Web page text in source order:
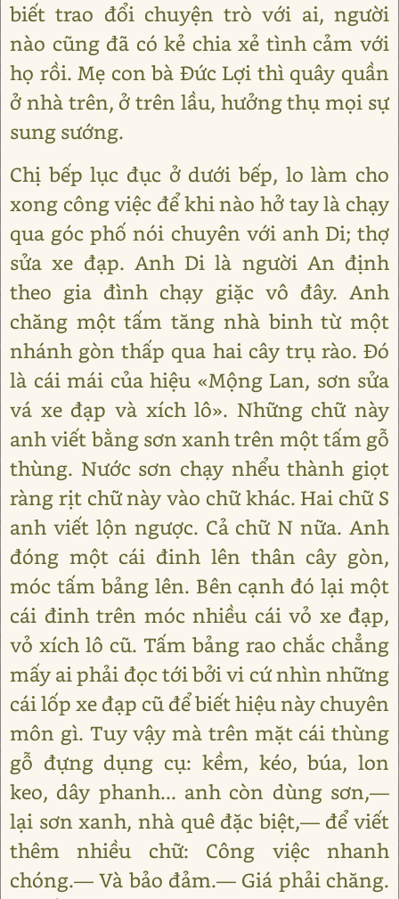
biết trao đổi chuyện trò với ai, người
nào cũng đã có kẻ chia xẻ tình cảm với
họ rồi. Mẹ con bà Đức Lợi thì quây quần
ở nhà trên, ở trên lầu, hưởng thụ mọi sự
sung sướng.
Chị bếp lục đục ở dưới bếp, lo làm cho
xong công việc để khi nào hở tay là chạy
qua góc phố nói chuyên với anh Di; thợ
sửa xe đạp. Anh Di là người An định
theo gia đình chạy giặc vô đây. Anh
chăng một tấm tăng nhà binh từ một
nhánh gòn thấp qua hai cây trụ rào. Đó
là cái mái của hiệu «Mộng Lan, sơn sửa
vá xe đạp và xích lô». Những chữ này
anh viết bằng sơn xanh trên một tấm gỗ
thùng. Nước sơn chạy nhểu thành giọt
ràng rịt chữ này vào chữ khác. Hai chữ S
anh viết lộn ngược. Cả chữ N nữa. Anh
đóng một cái đinh lên thân cây gòn,
móc tấm bảng lên. Bên cạnh đó lại một
cái đinh trên móc nhiều cái vỏ xe đạp,
vỏ xích lô cũ. Tấm bảng rao chắc chẳng
mấy ai phải đọc tới bởi vi cứ nhìn những
cái lốp xe đạp cũ để biết hiệu này chuyên
môn gì. Tuy vậy mà trên mặt cái thùng
gỗ đựng dụng cụ: kềm, kéo, búa, lon
keo, dây phanh... anh còn dùng sơn,—
lại sơn xanh, nhà quê đặc biệt,— để viết
thêm nhiều chữ: Công việc nhanh
chóng.— Và bảo đảm.— Giá phải chăng.